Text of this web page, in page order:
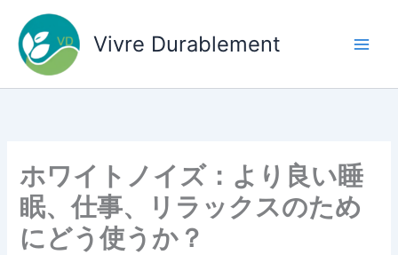
Vivre Durablement
ホワイトノイズ：より良い睡
眠、仕事、リラックスのため
にどう使うか？